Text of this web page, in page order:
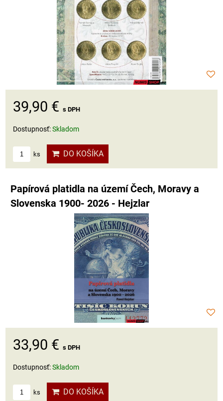
39,90 € s DPH
Dostupnosť:Skladom
ks DO KOŠÍKA
Papírová platidla na území Čech, Moravy a
Slovenska 1900- 2026 - Hejzlar
33,90 € s DPH
Dostupnosť:Skladom
ks DO KOŠÍKA